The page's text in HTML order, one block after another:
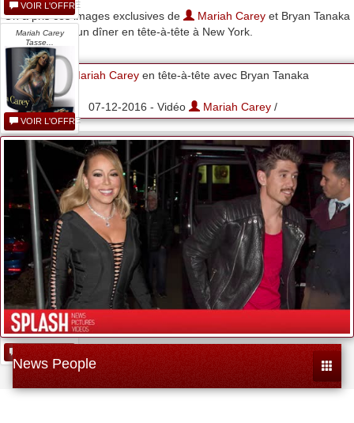
On a pris ces images exclusives de Mariah Carey et Bryan Tanaka
de sortie pour un dîner en tête-à-tête à New York.
Mariah Carey en tête-à-tête avec Bryan Tanaka
07-12-2016 - Vidéo Mariah Carey /
VOIR L'OFFRE
Mariah Carey
Tasse...
VOIR L'OFFRE
Funko 58752
Pop...
VOIR L'OFFRE
Mariah Carey - All...
News People